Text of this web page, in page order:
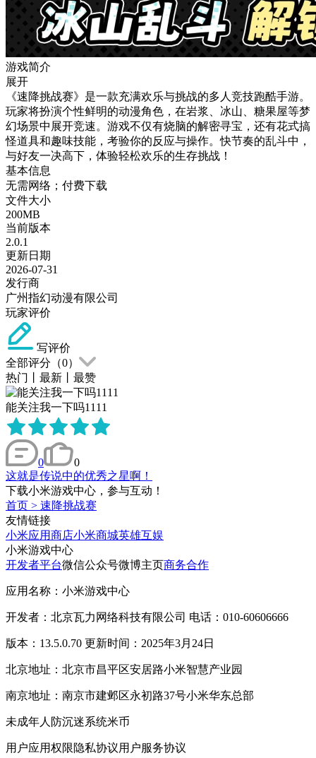
游戏简介
展开
《速降挑战赛》是一款充满欢乐与挑战的多人竞技跑酷手游。
玩家将扮演个性鲜明的动漫角色，在岩浆、冰山、糖果屋等梦
幻场景中展开竞速。游戏不仅有烧脑的解密寻宝，还有花式搞
怪道具和趣味技能，考验你的反应与操作。快节奏的乱斗中，
与好友一决高下，体验轻松欢乐的生存挑战！
基本信息
无需网络；付费下载
文件大小
200MB
当前版本
2.0.1
更新日期
2026-07-31
发行商
广州指幻动漫有限公司
玩家评价
写评价
全部评分（0）
热门
最新 最赞
能关注我一下吗1111
0
0
这就是传说中的优秀之星啊！
下载小米游戏中心，参与互动！
首页 > 速降挑战赛
友情链接
小米应用商店小米商城英雄互娱
小米游戏中心
开发者平台微信公众号微博主页商务合作
应用名称：小米游戏中心
开发者：北京瓦力网络科技有限公司 电话：010-60606666
版本：13.5.0.70 更新时间：2025年3月24日
北京地址：北京市昌平区安居路小米智慧产业园
南京地址：南京市建邺区永初路37号小米华东总部
未成年人防沉迷系统米币
用户应用权限隐私协议用户服务协议